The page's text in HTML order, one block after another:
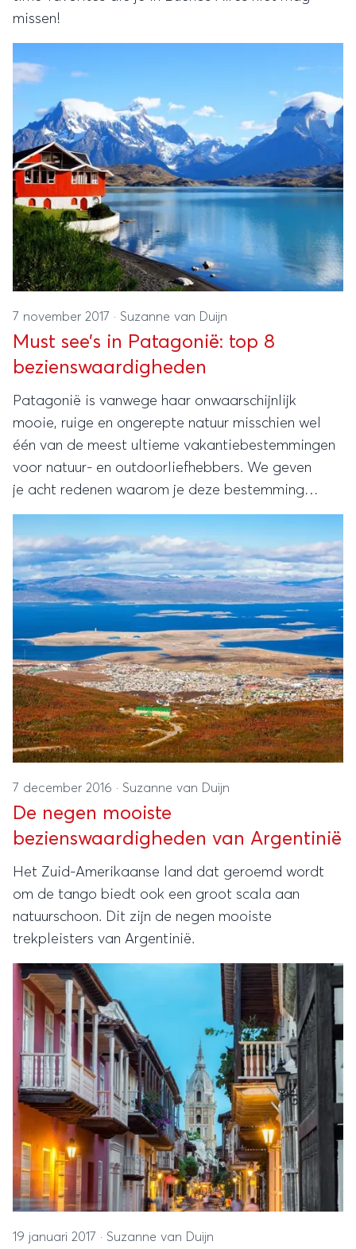
missen!
7 november 2017 · Suzanne van Duijn
Must see’s in Patagonië: top 8
bezienswaardigheden
Patagonië is vanwege haar onwaarschijnlijk
mooie, ruige en ongerepte natuur misschien wel
één van de meest ultieme vakantiebestemmingen
voor natuur- en outdoorliefhebbers. We geven
je acht redenen waarom je deze bestemming
vandaag nog wilt toevoegen aan je bucketlist.
7 december 2016 · Suzanne van Duijn
De negen mooiste
bezienswaardigheden van Argentinië
Het Zuid-Amerikaanse land dat geroemd wordt
om de tango biedt ook een groot scala aan
natuurschoon. Dit zijn de negen mooiste
trekpleisters van Argentinië.
19 januari 2017 · Suzanne van Duijn